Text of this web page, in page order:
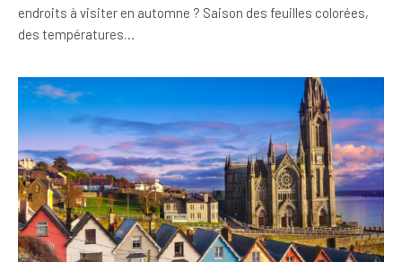
endroits à visiter en automne ? Saison des feuilles colorées,
des températures…